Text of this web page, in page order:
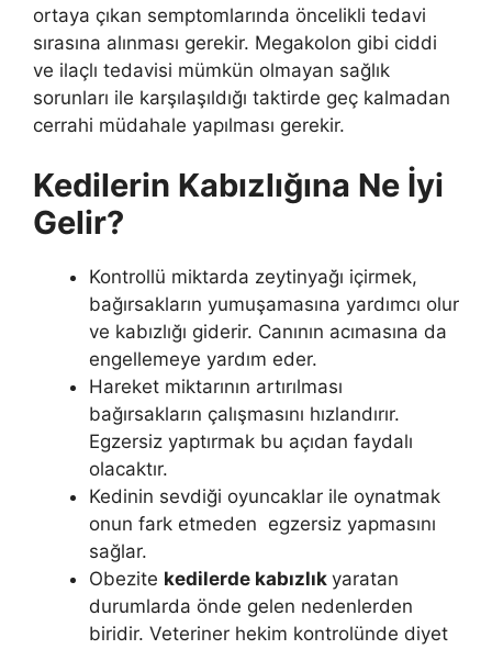
ortaya çıkan semptomlarında öncelikli tedavi
sırasına alınması gerekir. Megakolon gibi ciddi
ve ilaçlı tedavisi mümkün olmayan sağlık
sorunları ile karşılaşıldığı taktirde geç kalmadan
cerrahi müdahale yapılması gerekir.
Kedilerin Kabızlığına Ne İyi
Gelir?
Kontrollü miktarda zeytinyağı içirmek,
bağırsakların yumuşamasına yardımcı olur
ve kabızlığı giderir. Canının acımasına da
engellemeye yardım eder.
Hareket miktarının artırılması
bağırsakların çalışmasını hızlandırır.
Egzersiz yaptırmak bu açıdan faydalı
olacaktır.
Kedinin sevdiği oyuncaklar ile oynatmak
onun fark etmeden egzersiz yapmasını
sağlar.
Obezite kedilerde kabızlık yaratan
durumlarda önde gelen nedenlerden
biridir. Veteriner hekim kontrolünde diyet